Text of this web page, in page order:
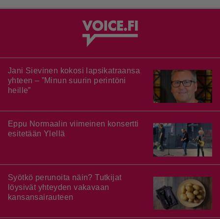
Jani Sievinen kokosi lapsikatraansa
yhteen – ”Minun suurin perintöni
heille”
Eppu Normaalin viimeinen konsertti
esitetään Ylellä
Syötkö perunoita näin? Tutkijat
löysivät yhteyden vakavaan
kansansairauteen